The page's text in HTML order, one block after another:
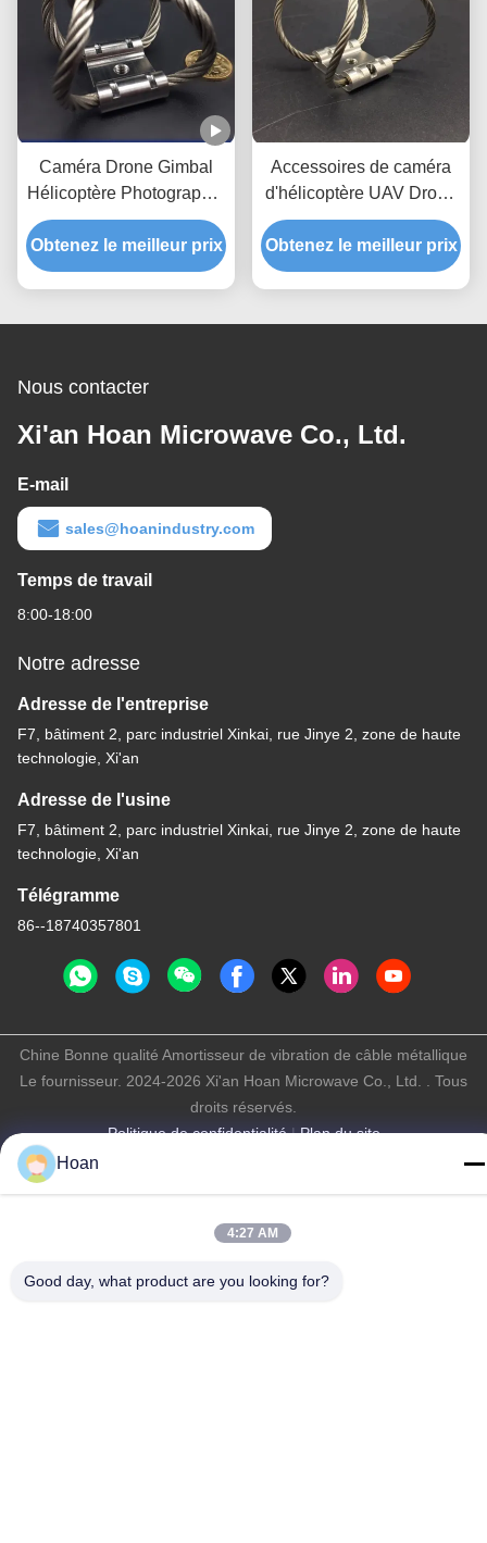
Caméra Drone Gimbal
Hélicoptère Photographie
aérienne GR6-142D-A
Caméra Isolateur de
vibrations Isolateur de
Obtenez le meilleur prix
Accessoires de caméra
d'hélicoptère UAV Drone
stabilisateur de choc
isolation contre les
vibrations GR4-13D-A
Obtenez le meilleur prix
Nous contacter
Xi'an Hoan Microwave Co., Ltd.
E-mail
sales@hoanindustry.com
Temps de travail
8:00-18:00
Notre adresse
Adresse de l'entreprise
F7, bâtiment 2, parc industriel Xinkai, rue Jinye 2, zone de haute
technologie, Xi'an
Adresse de l'usine
F7, bâtiment 2, parc industriel Xinkai, rue Jinye 2, zone de haute
technologie, Xi'an
Télégramme
86--18740357801
Politique de confidentialité|Plan du site
Chine Bonne qualité Amortisseur de vibration de câble métallique
Le fournisseur. 2024-2026 Xi'an Hoan Microwave Co., Ltd. . Tous
droits réservés.
Hoan
4:27 AM
Good day, what product are you looking for?